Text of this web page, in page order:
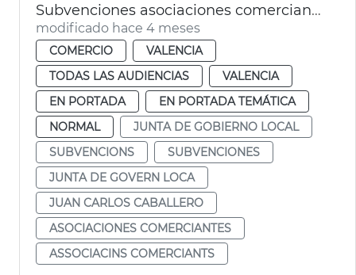
Subvenciones asociaciones comerciantes València
modificado hace 4 meses
COMERCIO
VALENCIA
TODAS LAS AUDIENCIAS
VALENCIA
EN PORTADA
EN PORTADA TEMÁTICA
NORMAL
JUNTA DE GOBIERNO LOCAL
SUBVENCIONS
SUBVENCIONES
JUNTA DE GOVERN LOCA
JUAN CARLOS CABALLERO
ASOCIACIONES COMERCIANTES
ASSOCIACINS COMERCIANTS